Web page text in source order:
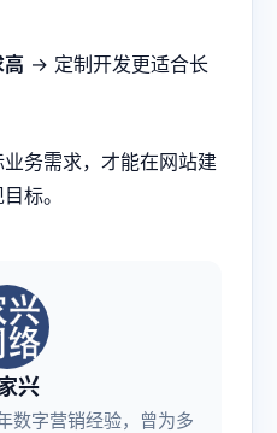
→ 定制开发更适合长
务需求，才能在网站建
标。
兴
数字营销经验，曾为多